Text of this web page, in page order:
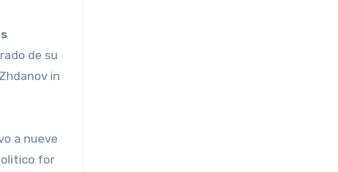
de su
in
a nueve
for